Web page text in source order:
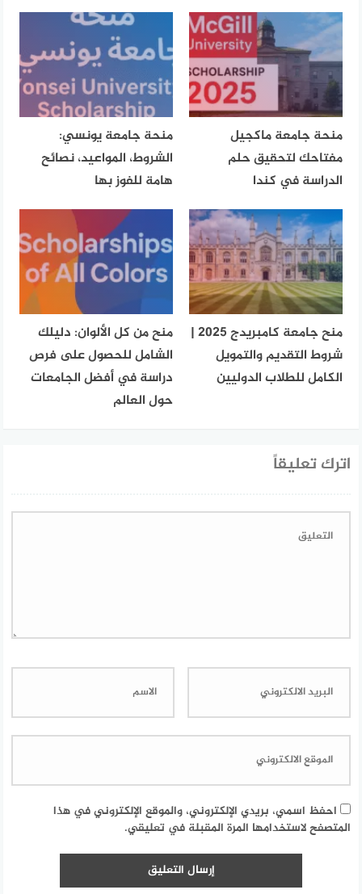
منحة جامعة ماكجيل
مفتاحك لتحقيق حلم
الدراسة في كندا
منحة جامعة يونسي:
الشروط، المواعيد، نصائح
هامة للفوز بها
منح جامعة كامبريدج 2025 |
شروط التقديم والتمويل
الكامل للطلاب الدوليين
منح من كل الألوان: دليلك
الشامل للحصول على فرص
دراسة في أفضل الجامعات
حول العالم
اترك تعليقاً
احفظ اسمي، بريدي الإلكتروني، والموقع الإلكتروني في هذا
المتصفح لاستخدامها المرة المقبلة في تعليقي.